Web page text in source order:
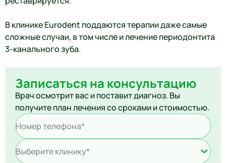
В клинике Eurodent поддаются терапии даже самые
сложные случаи, в том числе и лечение периодонтита
3-канального зуба.
Записаться на консультацию
Врач осмотрит вас и поставит диагноз. Вы
получите план лечения со сроками и стоимостью.
Выберите клинику*